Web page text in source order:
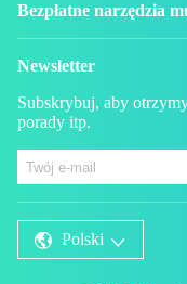
Bezpłatne narzędzia
Newsletter
Subskrybuj, aby
porady itp.
Polski